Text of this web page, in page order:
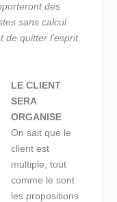
des
sans calcul
de quitter l’esprit
LE CLIENT
SERA
ORGANISE
On sait que le
client est
multiple, tout
comme le sont
les propositions